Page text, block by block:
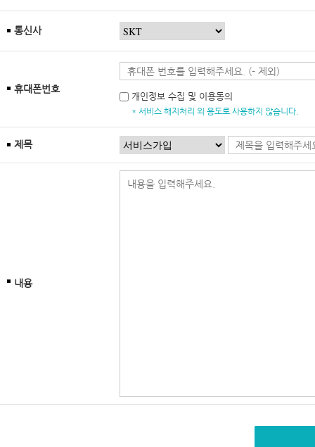
통신사
휴대폰번호
개인정보 수집 및 이용동의
* 서비스 해지처리 외 용도로 사용하지 않습니다.
제목
내용